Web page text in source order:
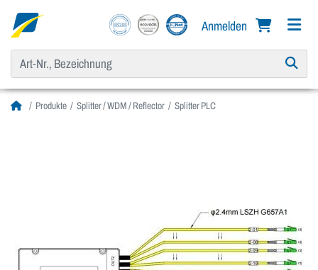
Anmelden
Produkte Splitter / WDM / Reflector Splitter PLC